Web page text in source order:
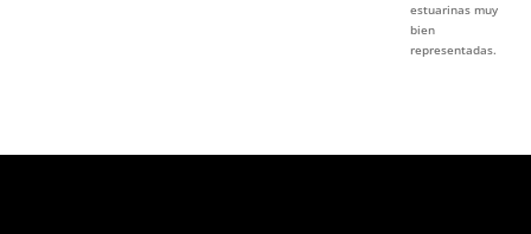
estuarinas muy
bien
representadas.